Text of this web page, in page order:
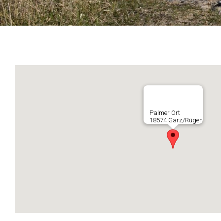
Palmer Ort
18574 Garz/Rügen